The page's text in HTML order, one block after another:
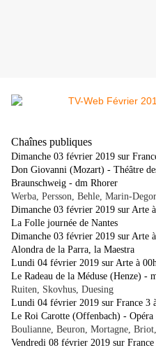
Chaînes publiques
Dimanche 03 février 2019 sur
Don Giovanni (Mozart) - Théâtre
Braunschweig - dm Rhorer
Werba, Persson, Behle, Marin-
Dimanche 03 février 2019 sur Arte
La Folle journée de Nantes
Dimanche 03 février 2019 sur Arte
Alondra de la Parra, la Maestra
Lundi 04 février 2019 sur Arte à
Le Radeau de la Méduse (Henze) -
Ruiten, Skovhus, Duesing
Lundi 04 février 2019 sur France 3
Le Roi Carotte (Offenbach) -
Boulianne, Beuron, Mortagne,
Vendredi 08 février 2019 sur